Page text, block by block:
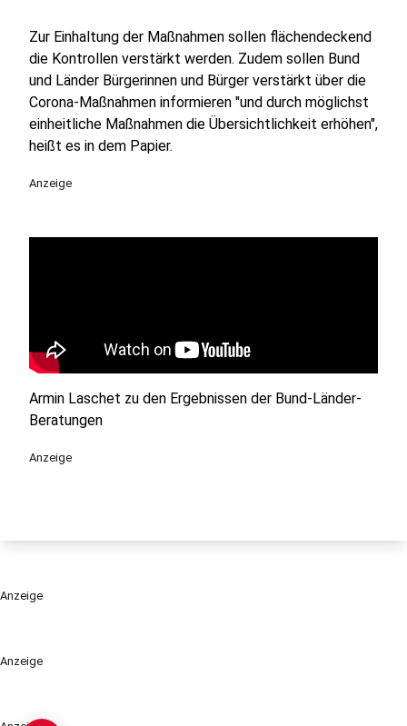
Anzeige
Zur Einhaltung der Maßnahmen sollen flächendeckend
die Kontrollen verstärkt werden. Zudem sollen Bund
und Länder Bürgerinnen und Bürger verstärkt über die
Corona-Maßnahmen informieren "und durch möglichst
einheitliche Maßnahmen die Übersichtlichkeit erhöhen",
heißt es in dem Papier.
Anzeige
Armin Laschet zu den Ergebnissen der Bund-Länder-
Beratungen
Anzeige
Anzeige